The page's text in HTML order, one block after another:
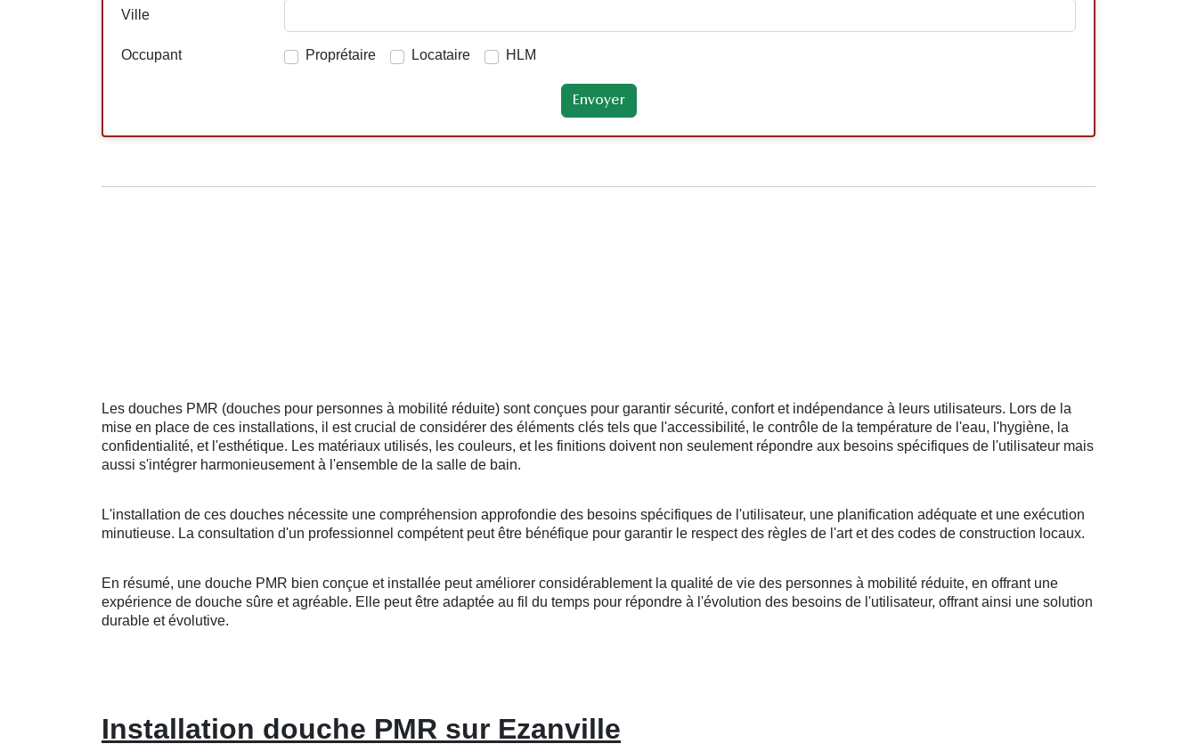
Ville
Occupant Proprétaire Locataire HLM
Les douches PMR (douches pour personnes à mobilité réduite) sont conçues pour garantir sécurité, confort et indépendance à leurs utilisateurs. Lors de la
mise en place de ces installations, il est crucial de considérer des éléments clés tels que l'accessibilité, le contrôle de la température de l'eau, l'hygiène, la
confidentialité, et l'esthétique. Les matériaux utilisés, les couleurs, et les finitions doivent non seulement répondre aux besoins spécifiques de l'utilisateur mais
aussi s'intégrer harmonieusement à l'ensemble de la salle de bain.
L'installation de ces douches nécessite une compréhension approfondie des besoins spécifiques de l'utilisateur, une planification adéquate et une exécution
minutieuse. La consultation d'un professionnel compétent peut être bénéfique pour garantir le respect des règles de l'art et des codes de construction locaux.
En résumé, une douche PMR bien conçue et installée peut améliorer considérablement la qualité de vie des personnes à mobilité réduite, en offrant une
expérience de douche sûre et agréable. Elle peut être adaptée au fil du temps pour répondre à l'évolution des besoins de l'utilisateur, offrant ainsi une solution
durable et évolutive.
Installation douche PMR sur Ezanville